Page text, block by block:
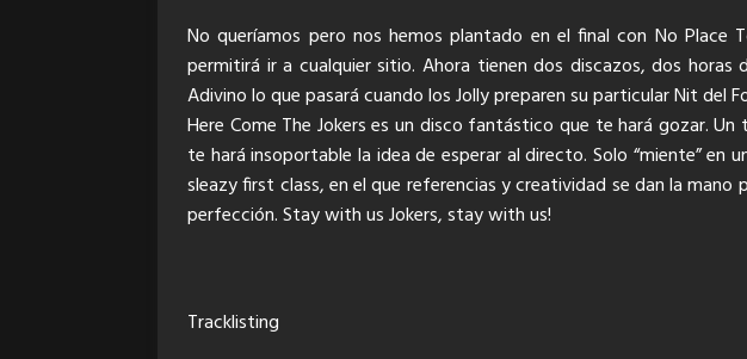
No queríamos pero nos hemos plantado en el final con No
permitirá ir a cualquier sitio. Ahora tienen dos discazos, dos
Adivino lo que pasará cuando los Jolly preparen su particular Nit del
Here Come The Jokers es un disco fantástico que te hará gozar.
te hará insoportable la idea de esperar al directo. Solo “miente” en
sleazy first class, en el que referencias y creatividad se dan la
perfección. Stay with us Jokers, stay with us!
Tracklisting